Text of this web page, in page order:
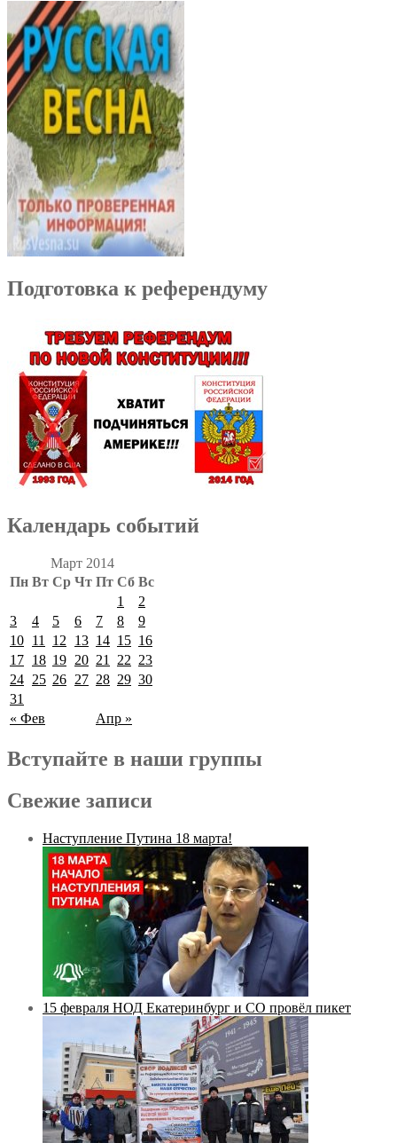
Подготовка к референдуму
Календарь событий
Март 2014
Пн Вт Ср Чт Пт Сб Вс
« Фев Апр »
1
2
3
4 5 6 7 8
9
10 11 12 13 14 15 16
17 18 19 20 21 22 23
24 25 26 27 28 29 30
31
Вступайте в наши группы
Свежие записи
Наступление Путина 18 марта!
15 февраля НОД Екатеринбург и СО провёл пикет